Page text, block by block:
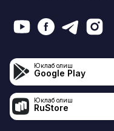
Юклаб олиш
Google Play
Юклаб олиш
RuStore